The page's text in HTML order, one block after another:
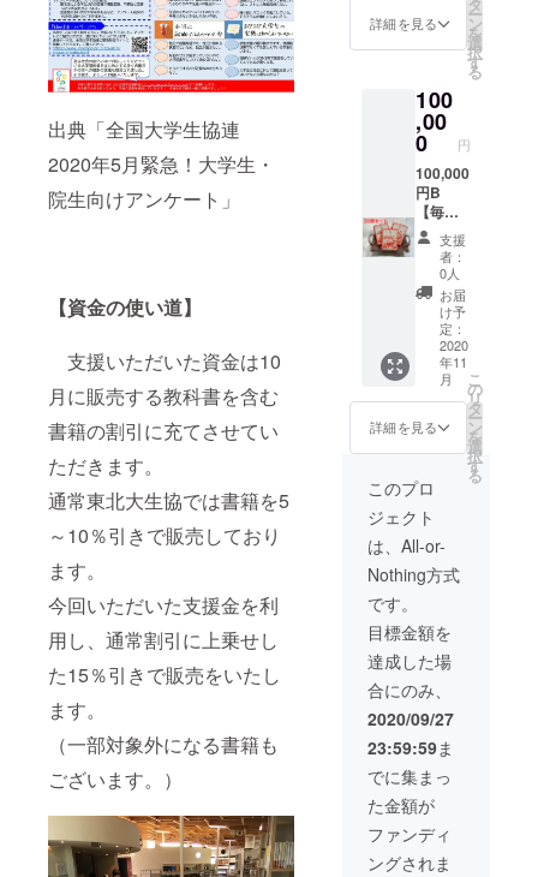
出典「全国大学生協連
2020年5月緊急！大学生・
院生向けアンケート」
【資金の使い道】
支援いただいた資金は10
月に販売する教科書を含む
書籍の割引に充てさせてい
ただきます。
通常東北大生協では書籍を5
～10％引きで販売しており
ます。
今回いただいた支援金を利
用し、通常割引に上乗せし
た15％引きで販売をいたし
ます。
（一部対象外になる書籍も
ございます。）
されて
再現し
たレト
ルトカ
レー2種
類、そ
して東
北大学
のロゴ
マーク
入りの
オリジ
ナル
クッ
キー
（19個
入り）
をセッ
トにし
クッ
キーは
卒業式
や入学
式、そ
の他に
てとて
も人気
のある
商品で
す！
本 ・大
学生に
も人気
生協限
定つぶ
グミ１
つ ・貧
食で人
気だっ
た食堂
のカ
レーを
再現し
た限定
レトル
トカ
レー2種
類を2つ
ずつ 大
学生協
の購買
店限定
で販売
してい
る大学
生に人
気のつ
ぶグミ
と“貧
されて
いた食
堂のカ
レーを
再現し
たレト
ルトカ
レー2種
類、人
気のオ
リジナ
ル日本
酒2本を
堂の味
を再
現！人
堂レシ
ピ ・貧
食で人
気だっ
た食堂
カレー
を再現
した限
定レト
ルトカ
レー
（普通
レー）
あの頃
に戻っ
たよう
な気持
ちで…
毎日で
も食べ
た
い！“貧
食”の名
前で愛
されて
レーを
再現し
たレト
ルトカ
レー
（普通
カ
レー）
30個
セット
になり
ます！
詳細を見る ー
ン
を
選
択
す
る
100
,00
0 円
100,000
円B
【毎日
でも食
べた
い！カ
レー30
個セッ
ト～激
辛～】
・お礼
のお手
紙 ・食
堂の味
を再
現！人
気の食
堂レシ
ピ ・貧
食で人
気だっ
た食堂
した限
定レト
ルトカ
レー
（怒髪
天カ
レー）
あの頃
に戻っ
たよう
な気持
ちで…
毎日で
支援
者：
0人
お届
け予
定：
2020
年11
月
詳細を見る
こ
の
リ
タ
ー
ン
を
選
択
す
る
このプロ
ジェクト
は、All-or-
Nothing方式
です。
目標金額を
達成した場
合にのみ、
2020/09/27
23:59:59ま
でに集まっ
た金額が
ファンディ
ングされま